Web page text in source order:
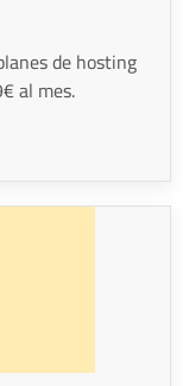
de hosting
al mes.